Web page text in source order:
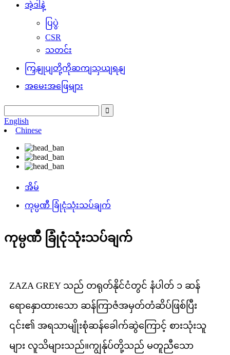
အဲ့ဒါနဲ့
ပြပွဲ
CSR
သတင်း
ကြှနျုပျတို့ကိုဆကျသှယျရနျ
အမေးအဖြေများ
English
Chinese
အိမ်
ကုမ္ပဏီ ခြုံငုံသုံးသပ်ချက်
ကုမ္ပဏီ ခြုံငုံသုံးသပ်ချက်
ZAZA GREY သည် တရုတ်နိုင်ငံတွင် နံပါတ် ၁ ဆန်
ရောနှောထားသော ဆန်ကြာဇံအမှတ်တံဆိပ်ဖြစ်ပြီး
၎င်း၏ အရသာမျိုးစုံဆန်ခေါက်ဆွဲကြောင့် စားသုံးသူ
များ လူသိများသည်။ကျွန်ုပ်တို့သည် မတူညီသော